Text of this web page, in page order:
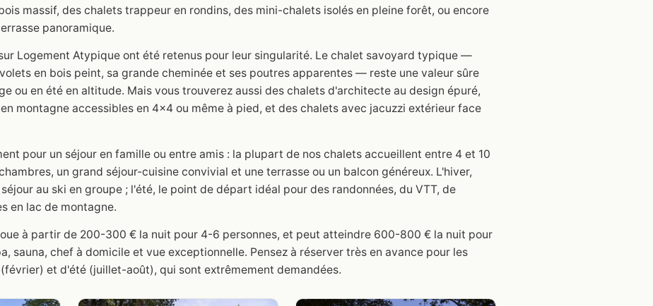
massif, des chalets trappeur en rondins, des mini-chalets isolés en pleine forêt, ou encore
panoramique.
Logement Atypique ont été retenus pour leur singularité. Le chalet savoyard typique —
en bois peint, sa grande cheminée et ses poutres apparentes — reste une valeur sûre
ou en été en altitude. Mais vous trouverez aussi des chalets d'architecte au design épuré,
montagne accessibles en 4x4 ou même à pied, et des chalets avec jacuzzi extérieur face
pour un séjour en famille ou entre amis : la plupart de nos chalets accueillent entre 4 et 10
un grand séjour-cuisine convivial et une terrasse ou un balcon généreux. L'hiver,
au ski en groupe ; l'été, le point de départ idéal pour des randonnées, du VTT, de
en lac de montagne.
à partir de 200-300 € la nuit pour 4-6 personnes, et peut atteindre 600-800 € la nuit pour
sauna, chef à domicile et vue exceptionnelle. Pensez à réserver très en avance pour les
et d'été (juillet-août), qui sont extrêmement demandées.